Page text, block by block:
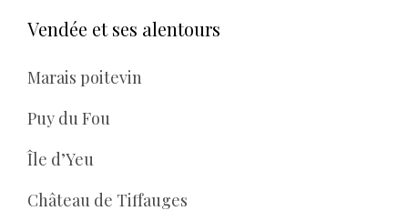
Vendée et ses alentours
Marais poitevin
Puy du Fou
Île d’Yeu
Château de Tiffauges